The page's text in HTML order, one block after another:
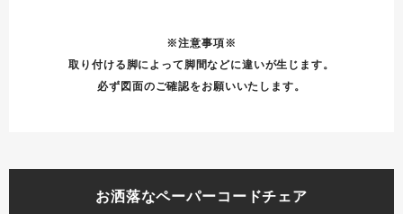
※注意事項※
取り付ける脚によって脚間などに違いが生じます。
必ず図面のご確認をお願いいたします。
お洒落なペーパーコードチェア